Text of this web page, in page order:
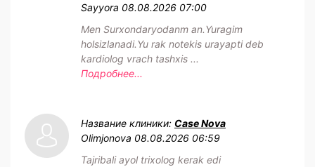
Sayyora 08.08.2026 07:00
Men Surxondaryodanm an.Yuragim
holsizlanadi.Yu rak notekis urayapti deb
kardiolog vrach tashxis ...
Подробнее...
Название клиники: Case Nova
Olimjonova 08.08.2026 06:59
Tajribali ayol trixolog kerak edi